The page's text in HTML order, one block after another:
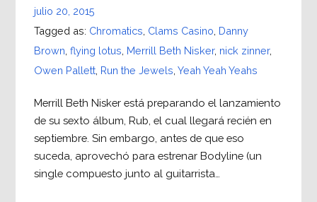
julio 20, 2015
Tagged as: Chromatics Clams Casino Danny
Brown flying lotus Merrill Beth Nisker, nick zinner,
Owen Pallett, Run the Jewels Yeah Yeah Yeahs
Merrill Beth Nisker está preparando el lanzamiento
de su sexto álbum, Rub, el cual llegará recién en
septiembre. Sin embargo, antes de que eso
suceda, aprovechó para estrenar Bodyline (un
single compuesto junto al guitarrista…